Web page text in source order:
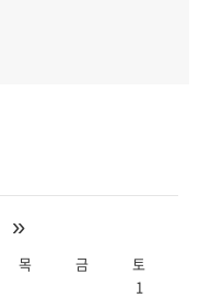
»
목 금
토
1